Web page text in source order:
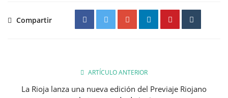
Compartir
ARTÍCULO ANTERIOR
La Rioja lanza una nueva edición del Previaje Riojano